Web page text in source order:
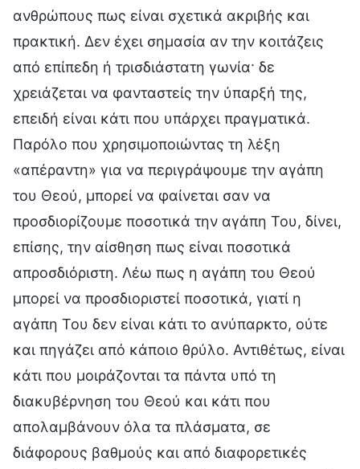
ανθρώπους πως είναι σχετικά ακριβής και
πρακτική. Δεν έχει σημασία αν την κοιτάζεις
από επίπεδη ή τρισδιάστατη γωνία· δε
χρειάζεται να φανταστείς την ύπαρξή της,
επειδή είναι κάτι που υπάρχει πραγματικά.
Παρόλο που χρησιμοποιώντας τη λέξη
«απέραντη» για να περιγράψουμε την αγάπη
του Θεού, μπορεί να φαίνεται σαν να
προσδιορίζουμε ποσοτικά την αγάπη Του, δίνει,
επίσης, την αίσθηση πως είναι ποσοτικά
απροσδιόριστη. Λέω πως η αγάπη του Θεού
μπορεί να προσδιοριστεί ποσοτικά, γιατί η
αγάπη Του δεν είναι κάτι το ανύπαρκτο, ούτε
και πηγάζει από κάποιο θρύλο. Αντιθέτως, είναι
κάτι που μοιράζονται τα πάντα υπό τη
διακυβέρνηση του Θεού και κάτι που
απολαμβάνουν όλα τα πλάσματα, σε
διάφορους βαθμούς και από διαφορετικές